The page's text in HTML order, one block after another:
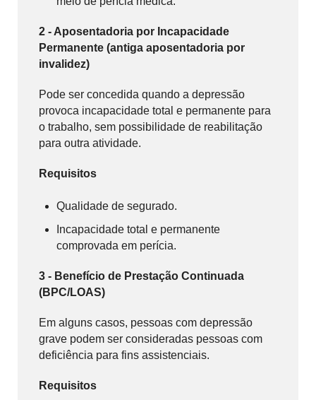
2 - Aposentadoria por Incapacidade
Permanente (antiga aposentadoria por
invalidez)
Pode ser concedida quando a depressão
provoca incapacidade total e permanente para
o trabalho, sem possibilidade de reabilitação
para outra atividade.
Requisitos
Qualidade de segurado.
Incapacidade total e permanente
comprovada em perícia.
3 - Benefício de Prestação Continuada
(BPC/LOAS)
Em alguns casos, pessoas com depressão
grave podem ser consideradas pessoas com
deficiência para fins assistenciais.
Requisitos